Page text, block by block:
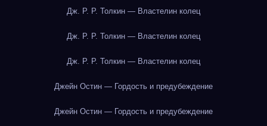
Дж. Р. Р. Толкин — Властелин колец
Дж. Р. Р. Толкин — Властелин колец
Дж. Р. Р. Толкин — Властелин колец
Джейн Остин — Гордость и предубеждение
Джейн Остин — Гордость и предубеждение